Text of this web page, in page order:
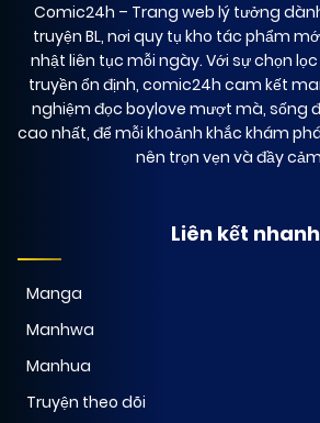
Comic24h – Trang web lý tưởng
truyện BL, nơi quy tụ kho tác phẩm
nhật liên tục mỗi ngày. Với sự chọn
truyền ổn định, comic24h cam kết
nghiệm đọc boylove mượt mà, sống
cao nhất, để mỗi khoảnh khắc khám
nên trọn vẹn và đầy
Liên kết nhanh
Manga
Manhwa
Manhua
Truyện theo dõi